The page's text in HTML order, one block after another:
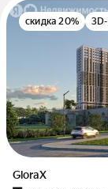
скидка 20%
GloraX